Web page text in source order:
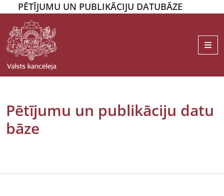
PĒTĪJUMU UN PUBLIKĀCIJU DATUBĀZE
Pētījumu un publikāciju datu
bāze